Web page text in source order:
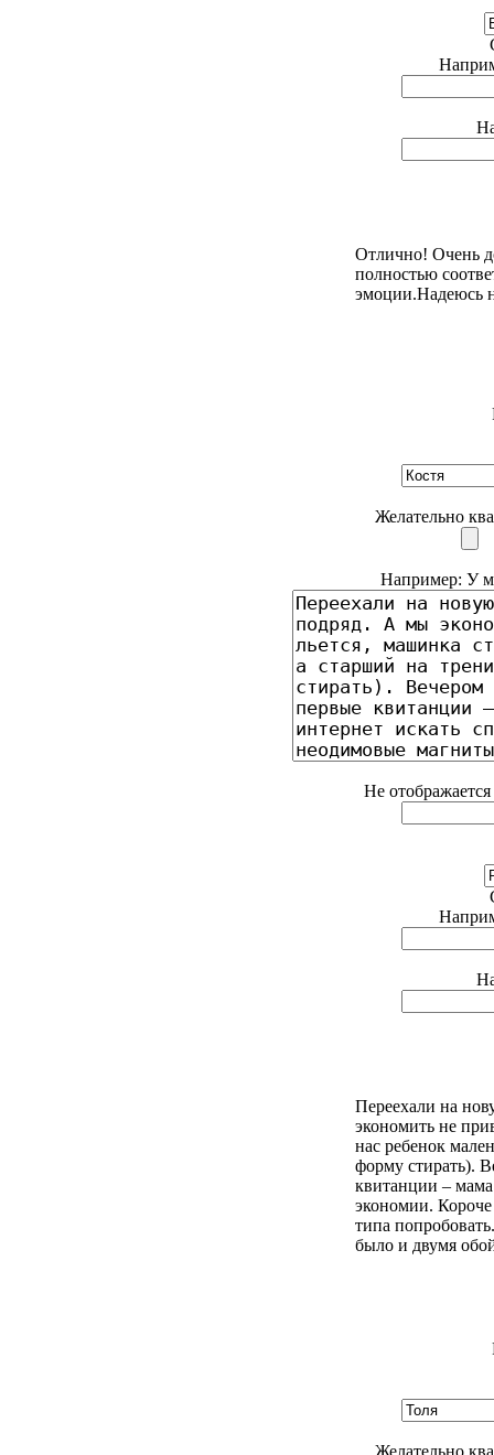
Отлично! Очень
полностью
эмоции.Надеюсь
Желательно
Например: У
Не
Переехали на
экономить не
нас ребенок
форму стирать).
квитанции –
экономии.
типа
было и двумя